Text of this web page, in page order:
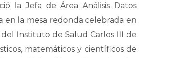
la Jefa de Área Análisis Datos
en la mesa redonda celebrada en
Instituto de Salud Carlos III de
matemáticos y científicos de